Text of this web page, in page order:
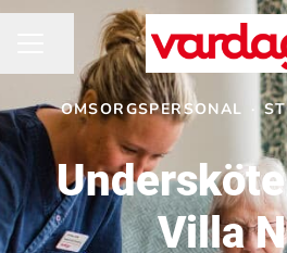
KARRIÄRMENY
Dela sidan
OMSORGSPERSONAL ·
Villa